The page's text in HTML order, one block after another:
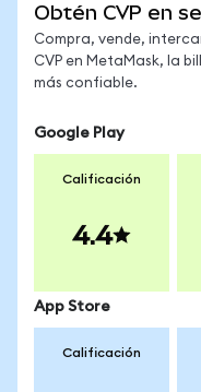
Obtén CVP en
Compra, vende,
CVP en MetaMask, la
más confiable.
Google Play
Calificación
4.4
App Store
Calificación